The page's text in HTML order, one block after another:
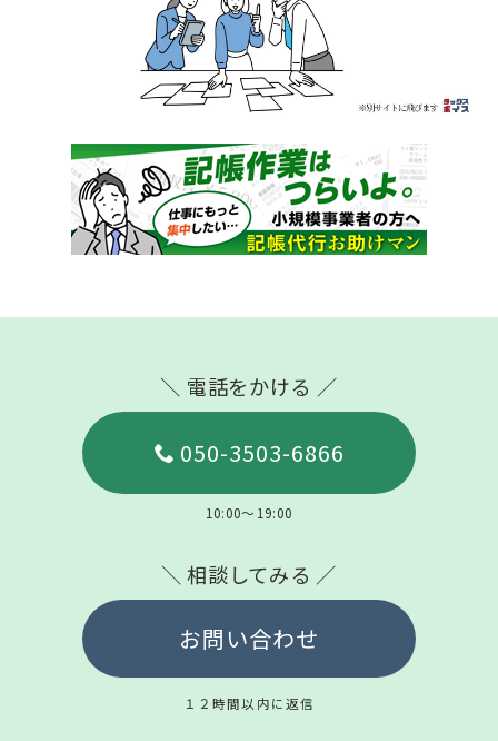
＼ 電話をかける ／
050-3503-6866
10:00～19:00
＼ 相談してみる ／
お問い合わせ
１２時間以内に返信